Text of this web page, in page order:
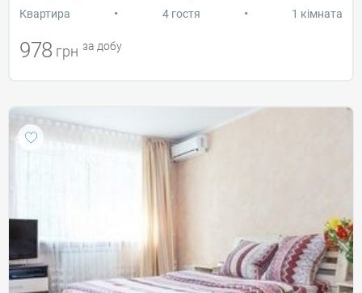
Квартира • 4 гостя • 1 кімната
978 грн за добу